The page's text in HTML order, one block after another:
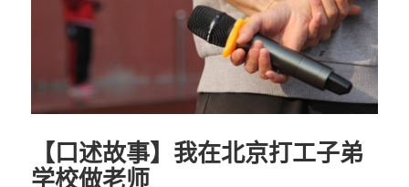
【口述故事】我在北京打工子弟
学校做老师